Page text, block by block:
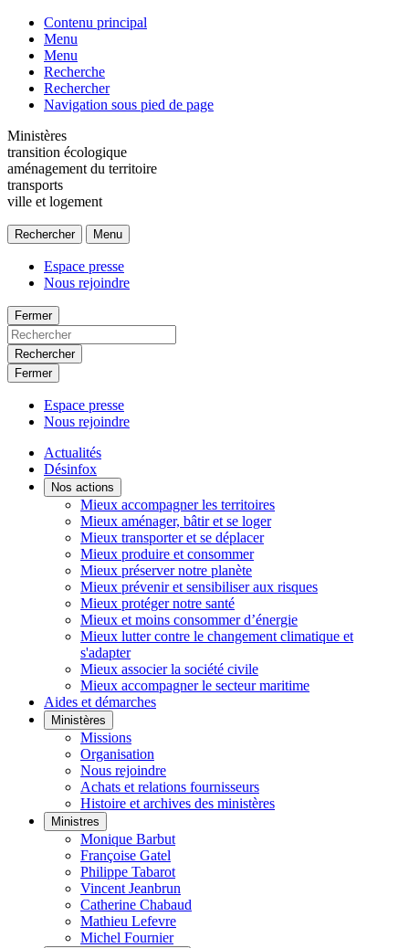
Contenu principal
Menu
Menu
Recherche
Rechercher
Navigation sous pied de page
Ministères
transition écologique
aménagement du territoire
transports
ville et logement
Rechercher Menu
Espace presse
Nous rejoindre
Fermer
Rechercher
Fermer
Espace presse
Nous rejoindre
Actualités
Désinfox
Nos actions
Mieux accompagner les territoires
Mieux aménager, bâtir et se loger
Mieux transporter et se déplacer
Mieux produire et consommer
Mieux préserver notre planète
Mieux prévenir et sensibiliser aux risques
Mieux protéger notre santé
Mieux et moins consommer d’énergie
Mieux lutter contre le changement climatique et
s'adapter
Mieux associer la société civile
Mieux accompagner le secteur maritime
Aides et démarches
Ministères
Missions
Organisation
Nous rejoindre
Achats et relations fournisseurs
Histoire et archives des ministères
Ministres
Monique Barbut
Françoise Gatel
Philippe Tabarot
Vincent Jeanbrun
Catherine Chabaud
Mathieu Lefevre
Michel Fournier